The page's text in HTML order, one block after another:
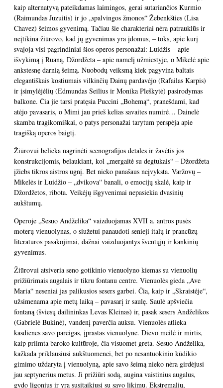
kaip alternatyvą pateikdamas laimingos, gerai sutariančios Kurmio
(Raimundas Juzuitis) ir jo „spalvingos žmonos“ Žebenkšties (Lisa
Chavez) šeimos gyvenimą. Tačiau šie charakteriai nėra patrauklūs ir
neįtikina žiūrovo, kad jų gyvenimas yra įdomus, – toks, apie kurį
svajoja visi pagrindiniai šios operos personažai: Luidžis – apie
išvykimą į Ruaną, Džordžeta – apie namelį užmiestyje, o Mikelė apie
ankstesnę darnią šeimą. Nuobodų veiksmą kiek pagyvina baltais
elegantiškais kostiumais vilkinčių Dainų pardavėjo (Rafailas Karpis)
ir įsimylėjėlių (Edmundas Seilius ir Monika Pleškytė) pasirodymas
balkone. Čia jie tarsi pratęsia Puccini „Bohemą“, pranešdami, kad
atėjo pavasaris, o Mimi jau prieš kelias savaites numirė… Dainelė
skamba tragikomiškai, o patys personažai tarytum perspėja apie
tragišką operos baigtį.
Žiūrovui belieka nagrinėti scenografijos detales ir žavėtis jos
konstrukcijomis, belaukiant, kol „mergaitė su degtukais“ – Džordžeta
įžiebs tikros aistros ugnį. Bet nieko panašaus neįvyksta. Varžovų –
Mikelės ir Luidžio – „dvikova“ banali, o emocijų skalė, kaip ir
Džordžetos, ribota. Veikėjų išgyvenimai nepasiekia dvasinių
aukštumų.
Operoje „Sesuo Andželika“ vaizduojamas XVII a. antros pusės
moterų vienuolynas, o siužetui panaudoti senieji italų ir prancūzų
literatūros pasakojimai, dažnai vaizduojantys šventųjų ir kankinių
gyvenimus.
Žiūrovui atsiveria seno gotikinio vienuolyno kiemas su vienuolių
prižiūrimais augalais ir tikru fontanu centre. Vienuolės gieda „Ave
Maria“ neseniai jas palikusios sesers garbei. Čia, kaip ir „Skraistėje“,
užsimenama apie metų laiką – pavasarį ir saulę. Saulė apšviečia
fontaną (šviesų dailininkas Levas Kleinas) ir, pasak sesers Andželikos
(Gabrielė Bukinė), vandenį paverčia auksu. Vienuolės atlieka
kasdienes savo pareigas, įprastas vienuolyne. Dievo meilė ir mirtis,
kaip priimta baroko kultūroje, čia visuomet greta. Sesuo Andželika,
kažkada priklausiusi aukštuomenei, bet po nesantuokinio kūdikio
gimimo uždaryta į vienuolyną, apie savo šeimą nieko nėra girdėjusi
jau septynerius metus. Ji prižiūri sodą, augina vaistinius augalus,
gydo ligonius ir yra susitaikiusi su savo likimu. Ekstremalių,